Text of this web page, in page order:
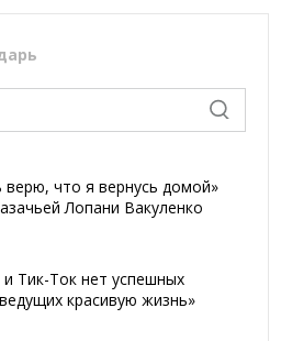
что я вернусь домой»
Лопани Вакуленко
Тик-Ток нет успешных
красивую жизнь»